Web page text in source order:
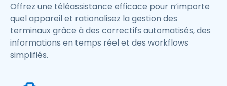
Offrez une téléassistance efficace pour n’importe
quel appareil et rationalisez la gestion des
terminaux grâce à des correctifs automatisés, des
informations en temps réel et des workflows
simplifiés.